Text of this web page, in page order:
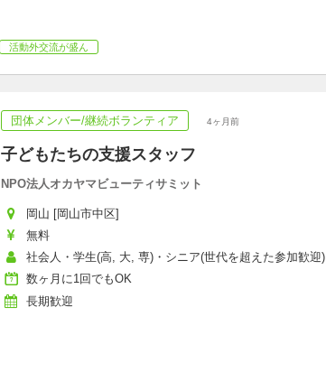
活動外交流が盛ん
団体メンバー/継続ボランティア 4ヶ月前
子どもたちの支援スタッフ
NPO法人オカヤマビューティサミット
岡山 [岡山市中区]
無料
社会人・学生(高, 大, 専)・シニア(世代を超えた参加歓迎)
数ヶ月に1回でもOK
長期歓迎